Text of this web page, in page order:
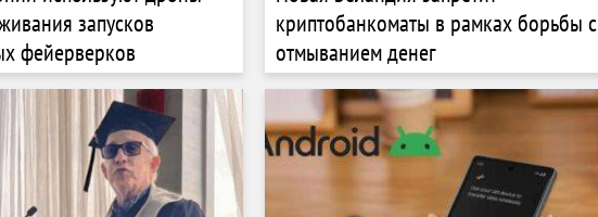
запусков
фейерверков
криптобанкоматы в рамках борьбы с
отмыванием денег